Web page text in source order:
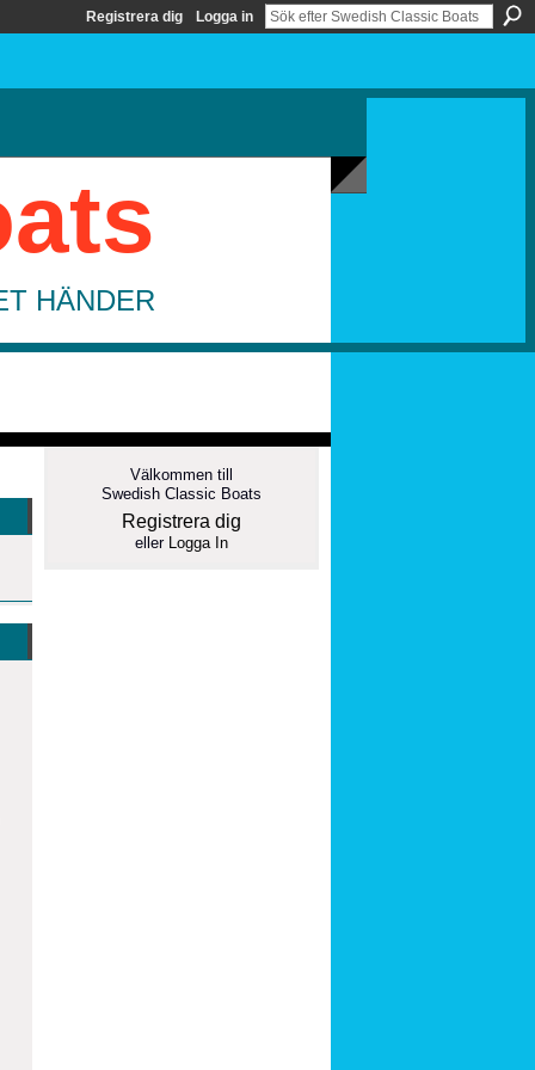
Registrera dig Logga in
HÄNDER
Välkommen till
Swedish Classic Boats
Registrera dig
eller Logga In